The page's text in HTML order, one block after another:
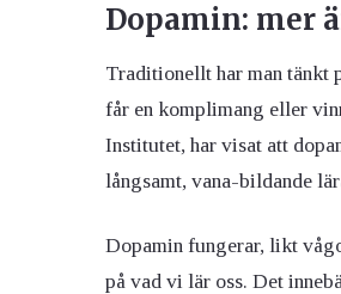
Dopamin: mer
Traditionellt har man tänkt
får en komplimang eller
Institutet, har visat att
långsamt, vana-bildande
Dopamin fungerar, likt
på vad vi lär oss. Det